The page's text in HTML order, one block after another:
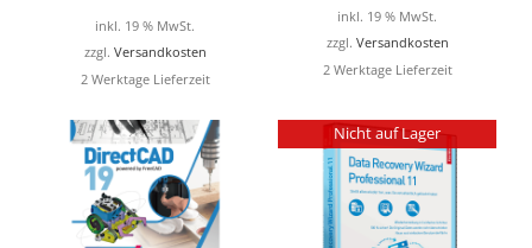
war:
49,99 €
inkl. 19 % MwSt.
zzgl. Versandkosten
2 Werktage Lieferzeit
inkl. 19 % MwSt.
zzgl. Versandkosten
2 Werktage Lieferzeit
Nicht auf Lager